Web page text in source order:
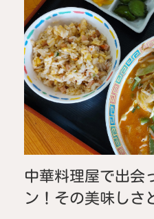
中華料理屋で出会
ン！その美味しさ